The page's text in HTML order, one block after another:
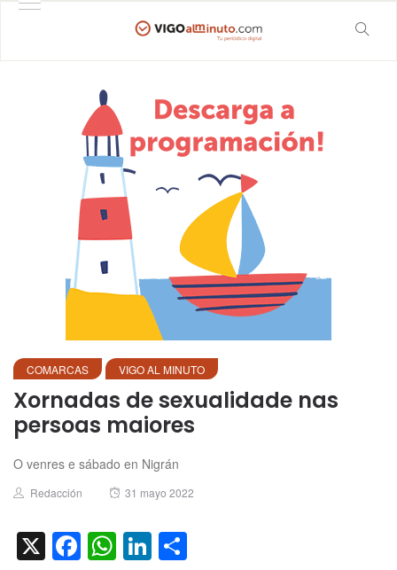
COMARCAS VIGO AL MINUTO
Xornadas de sexualidade nas
persoas maiores
O venres e sábado en Nigrán
Author
Redacción
Posted
31 mayo 2022
X Facebook
WhatsApp
LinkedIn